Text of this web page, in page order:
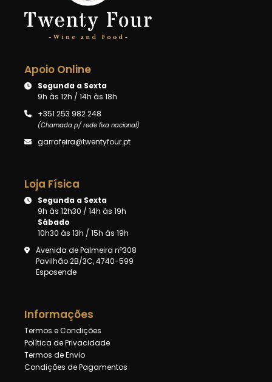
Apoio Online
Segunda a Sexta
9h às 12h / 14h às 18h
+351 253 982 248
(Chamada p/ rede fixa nacional)
garrafeira@twentyfour.pt
Loja Física
Segunda a Sexta
9h às 12h30 / 14h às 19h
Sábado
10h30 às 13h / 15h ás 19h
Avenida de Palmeira nº308
Pavilhão 2B/3C, 4740-599
Esposende
Informações
Termos e Condições
Política de Privacidade
Termos de Envio
Condições de Pagamentos